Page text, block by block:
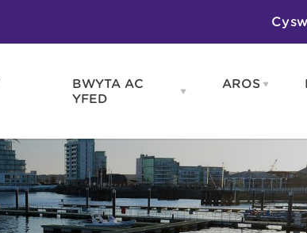
BWYTA AC
YFED
Open
YFED
Blas ar Gymru
Bwytai
Tafarndai a Bariau
Caffis a Delis
AROS Open
Hunan
Rhagor o